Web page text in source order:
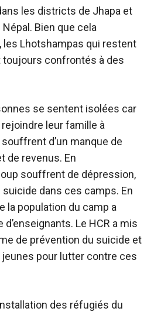
les districts de Jhapa et
Népal. Bien que cela
Lhotshampas qui restent
confrontés à des
se sentent isolées car
leur famille à
souffrent d’un manque de
de revenus. En
souffrent de dépression,
dans ces camps. En
la population du camp a
Le HCR a mis
de prévention du suicide et
pour lutter contre ces
des réfugiés du